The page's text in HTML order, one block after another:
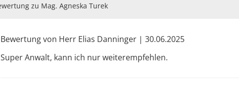
zu Mag. Agneska Turek
Bewertung von Herr Elias Danninger | 30.06.2025
Super Anwalt, kann ich nur weiterempfehlen.